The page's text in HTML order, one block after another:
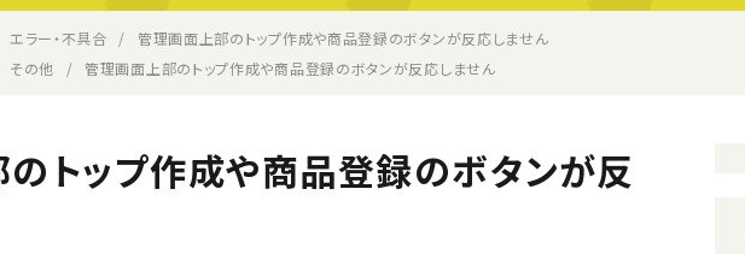
エラー・不具合
管理画面上部のトップ作成や商品登録のボタンが反応しません
その他 管理画面上部のトップ作成や商品登録のボタンが反応しません
トップ作成や商品登録のボタンが反